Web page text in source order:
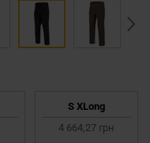
S XLong
4 664,27 грн